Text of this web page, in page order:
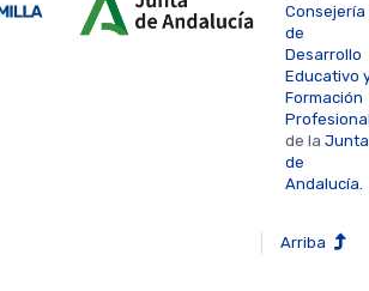
Consejería
de
Desarrollo
Educativo
Formación
de la Junta
de
Andalucía.
Arriba